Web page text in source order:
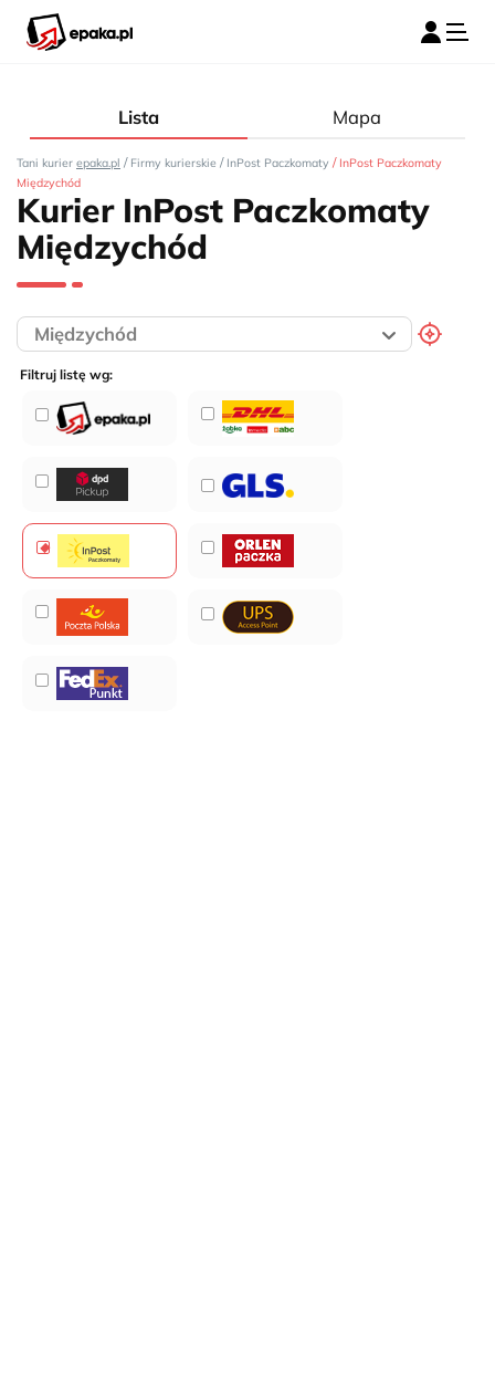
Lista Mapa
Tani kurier epaka.pl / Firmy kurierskie / InPost Paczkomaty / InPost Paczkomaty
Międzychód
Kurier InPost Paczkomaty
Międzychód
Filtruj listę wg: